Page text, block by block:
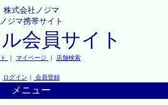
株式会社ノジマ
ノジマ携帯サイト
会員サイト
｜ マイページ ｜ 店舗検索
ログイン ｜ 会員登録
メニュー